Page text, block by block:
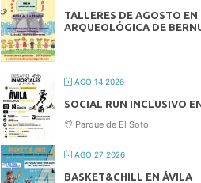
TALLERES DE AGOSTO EN
ARQUEOLÓGICA DE
AGO 14 2026
SOCIAL RUN INCLUSIVO
Parque de El Soto
AGO 27 2026
BASKET&CHILL EN ÁVILA